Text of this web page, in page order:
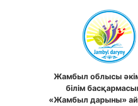
Жамбыл облысы
білім
«Жамбыл дарыны»